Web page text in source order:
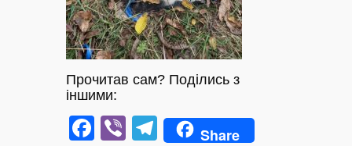
Прочитав сам? Поділись з
іншими:
Facebook
ViberTelegram
Share